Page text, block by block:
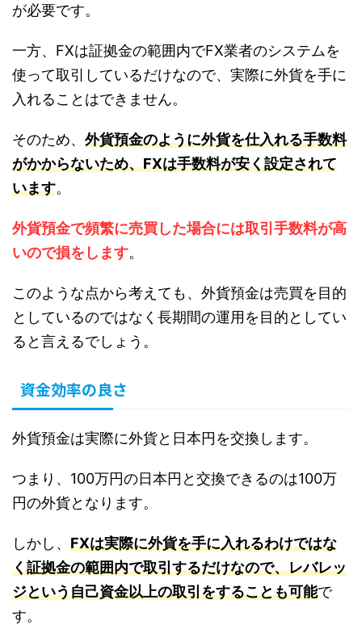
が必要です。
一方、FXは証拠金の範囲内でFX業者のシステムを
使って取引しているだけなので、実際に外貨を手に
入れることはできません。
そのため、 外貨預金のように外貨を仕入れる手数料
がかからないため、FXは手数料が安く設定されて
います。
外貨預金で頻繁に売買した場合には取引手数料が高
いので損をします。
このような点から考えても、外貨預金は売買を目的
としているのではなく長期間の運用を目的としてい
ると言えるでしょう。
資金効率の良さ
外貨預金は実際に外貨と日本円を交換します。
つまり、100万円の日本円と交換できるのは100万
円の外貨となります。
しかし、 FXは実際に外貨を手に入れるわけではな
く証拠金の範囲内で取引するだけなので、レバレッ
ジという自己資金以上の取引をすることも可能で
す。